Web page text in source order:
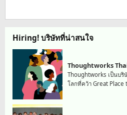
Hiring! บริษัทที่น่าสนใจ
Thoughtworks
Thoughtworks เป็นบ
โลกที่คว้า Great